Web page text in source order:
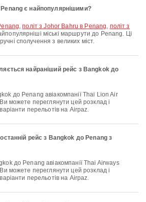
є найпопулярнішими?
,політ з Johor Bahru в Penang, політ з
міські маршрути до Penang. Ці
сполучення з великих міст.
найраніший рейс з Bangkok до
можете переглянути цей розклад і
перельотів на Airpaz.
останній рейс з Bangkok до Penang з
можете переглянути цей розклад і
перельотів на Airpaz.